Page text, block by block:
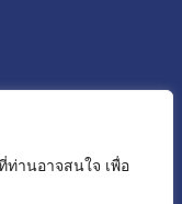
ท่านอาจสนใจ เพื่อ